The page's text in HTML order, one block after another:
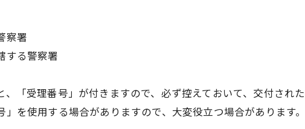
察署
する警察署
「受理番号」が付きますので、必ず控えておいて、交付され
を使用する場合がありますので、大変役立つ場合があります。